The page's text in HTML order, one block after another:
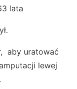
lata
aby uratować
lewej